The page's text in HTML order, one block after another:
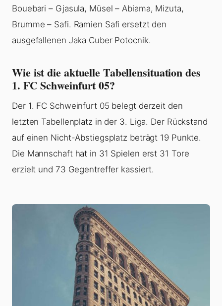
Bouebari – Gjasula, Müsel – Abiama, Mizuta,
Brumme – Safi. Ramien Safi ersetzt den
ausgefallenen Jaka Cuber Potocnik.
Wie ist die aktuelle Tabellensituation des
1. FC Schweinfurt 05?
Der 1. FC Schweinfurt 05 belegt derzeit den
letzten Tabellenplatz in der 3. Liga. Der Rückstand
auf einen Nicht-Abstiegsplatz beträgt 19 Punkte.
Die Mannschaft hat in 31 Spielen erst 31 Tore
erzielt und 73 Gegentreffer kassiert.